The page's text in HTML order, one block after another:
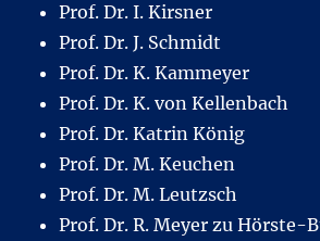
Prof. Dr. I. Kirsner
Prof. Dr. J. Schmidt
Prof. Dr. K. Kammeyer
Prof. Dr. K. von Kellenbach
Prof. Dr. Katrin König
Prof. Dr. M. Keuchen
Prof. Dr. M. Leutzsch
Prof. Dr. R. Meyer zu Hörste-